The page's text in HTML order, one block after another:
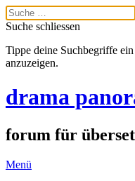
Suche schliessen
Tippe deine Suchbegriffe
anzuzeigen.
drama
forum für
Menü